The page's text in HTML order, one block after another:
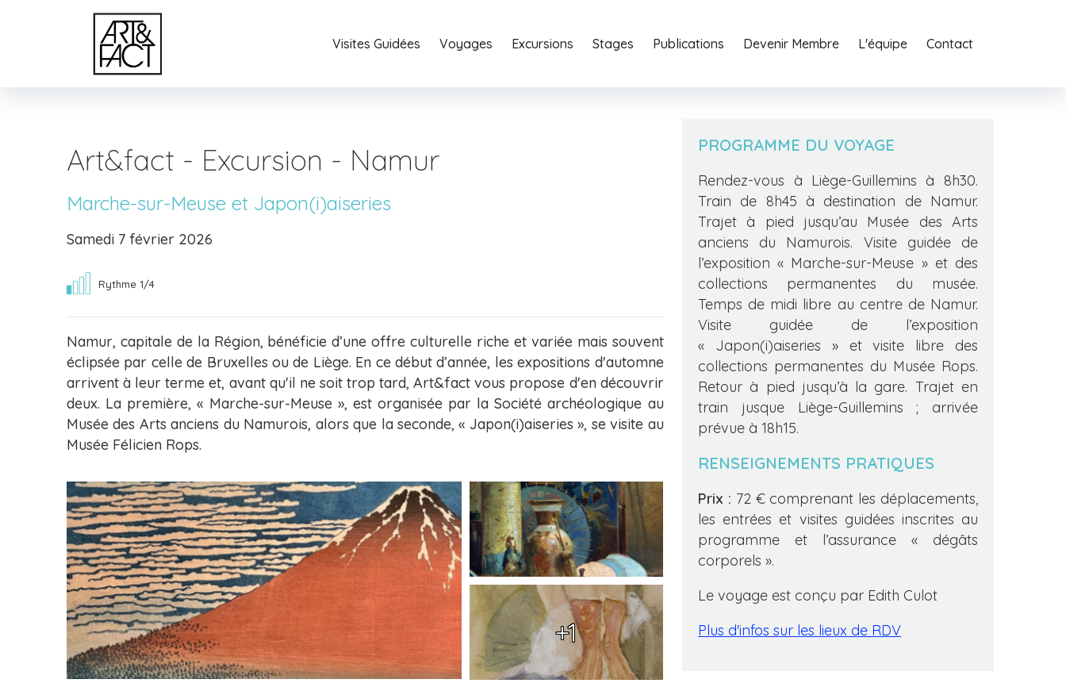
Home Portfolio Agency Services Journal Contact
Visites Guidées Voyages Excursions Stages Publications Devenir Membre L'équipe Contact
Art&fact - Excursion - Namur
Marche-sur-Meuse et Japon(i)aiseries
Samedi 7 février 2026
Rythme 1/4
Namur, capitale de la Région, bénéficie d’une offre culturelle riche et variée mais souvent
éclipsée par celle de Bruxelles ou de Liège. En ce début d’année, les expositions d'automne
arrivent à leur terme et, avant qu'il ne soit trop tard, Art&fact vous propose d'en découvrir
deux. La première, « Marche-sur-Meuse », est organisée par la Société archéologique au
Musée des Arts anciens du Namurois, alors que la seconde, « Japon(i)aiseries », se visite au
Musée Félicien Rops.
+1
PROGRAMME DU VOYAGE
Rendez-vous à Liège-Guillemins à 8h30.
Train de 8h45 à destination de Namur.
Trajet à pied jusqu’au Musée des Arts
anciens du Namurois. Visite guidée de
l’exposition « Marche-sur-Meuse » et des
collections permanentes du musée.
Temps de midi libre au centre de Namur.
Visite guidée de l’exposition
« Japon(i)aiseries » et visite libre des
collections permanentes du Musée Rops.
Retour à pied jusqu’à la gare. Trajet en
train jusque Liège-Guillemins ; arrivée
prévue à 18h15.
RENSEIGNEMENTS PRATIQUES
Prix : 72 € comprenant les déplacements,
les entrées et visites guidées inscrites au
programme et l’assurance « dégâts
corporels ».
Le voyage est conçu par Edith Culot
Plus d'infos sur les lieux de RDV